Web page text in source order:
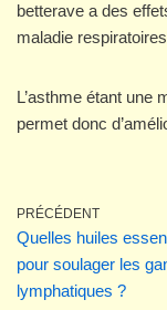
betterave a des
maladie
L’asthme étant une
permet donc
PRÉCÉDENT
Quelles huiles
pour soulager les
lymphatiques ?